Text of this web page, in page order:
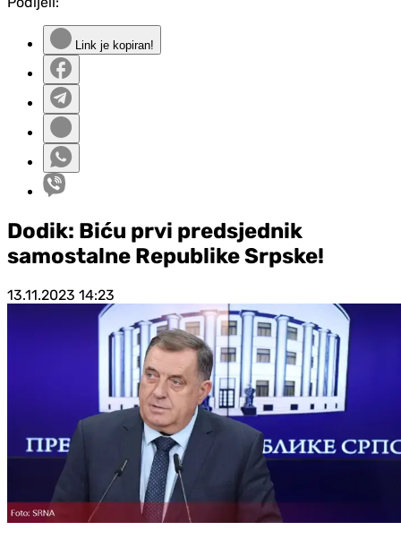
Link je kopiran!
Dodik: Biću prvi predsjednik
samostalne Republike Srpske!
13.11.2023 14:23